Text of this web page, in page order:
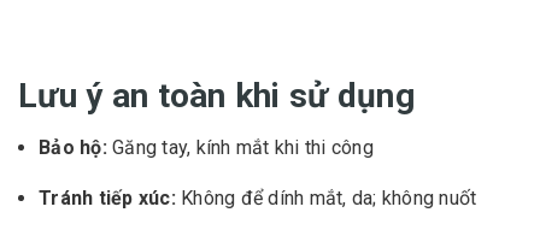
Lưu ý an toàn khi sử dụng
Bảo hộ: Găng tay, kính mắt khi thi công
Tránh tiếp xúc: Không để dính mắt, da; không nuốt